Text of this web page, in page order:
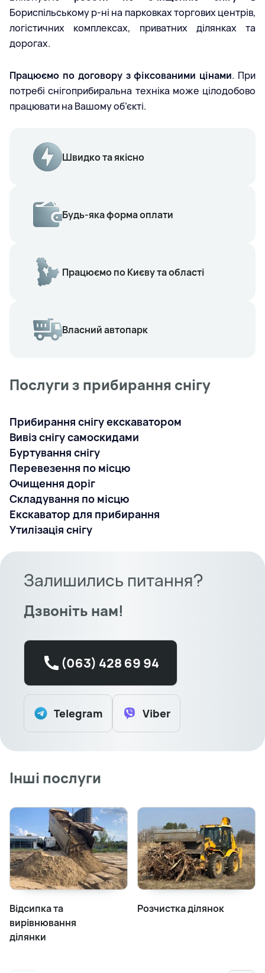
Бориспільському р-ні на парковках торгових центрів,
логістичних комплексах, приватних ділянках та
дорогах.
Працюємо по договору з фіксованими цінами. При
потребі снігоприбиральна техніка може цілодобово
працювати на Вашому об’єкті.
Швидко та якісно
Будь-яка форма оплати
Працюємо по Києву та області
Власний автопарк
Послуги з прибирання снігу
Прибирання снігу екскаватором
Вивіз снігу самоскидами
Буртування снігу
Перевезення по місцю
Очищення доріг
Складування по місцю
Екскаватор для прибирання
Утилізація снігу
Залишились питання?
Дзвоніть нам!
(063) 428 69 94
Telegram Viber
Інші послуги
Відсипка та
вирівнювання
ділянки
Розчистка ділянок